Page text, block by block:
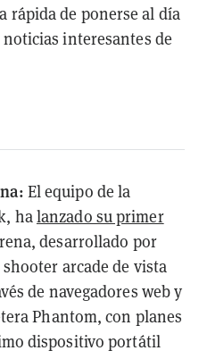
rápida de ponerse al día
interesantes de
El equipo de la
halanzado su primer
desarrollado por
arcade de vista
de navegadores web y
Phantom, con planes
dispositivo portátil